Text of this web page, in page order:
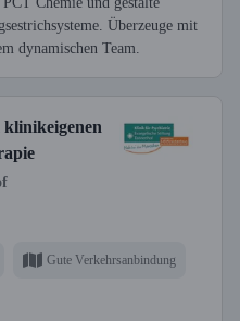
Überzeuge mit
dynamischen Team.
Gute Verkehrsanbindung